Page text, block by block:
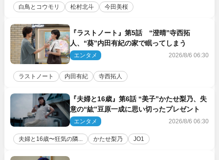
白鳥とコウモリ 松村北斗 今田美桜
『ラストノート』第5話 “澄晴”寺西拓
人、“葵”内田有紀の家で眠ってしまう
エンタメ 2026/8/6 06:30
ラストノート 内田有紀 寺西拓人
『夫婦と16歳』第6話 “美子”かたせ梨乃、失
意の“紘”豆原一成に思い切ったプレゼント
エンタメ 2026/8/6 06:30
夫婦と16歳〜狂気の隣... かたせ梨乃 JO1